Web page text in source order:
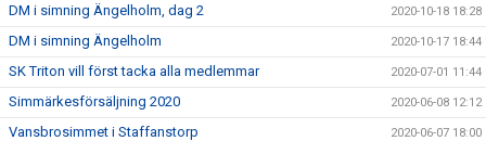
DM i simning Ängelholm, dag 2 2020-10-18 18:28
DM i simning Ängelholm 2020-10-17 18:44
SK Triton vill först tacka alla medlemmar 2020-07-01 11:44
Simmärkesförsäljning 2020 2020-06-08 12:12
Vansbrosimmet i Staffanstorp 2020-06-07 18:00